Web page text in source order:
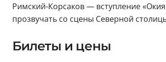
Римский-Корсаков — вступление
прозвучать со сцены Северной
Билеты и цены